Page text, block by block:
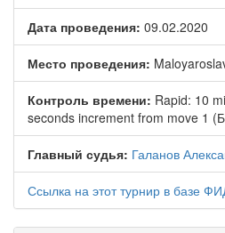
Дата проведения: 09.02.2020
Место проведения:
Контроль времени: Rapid: 10
seconds increment from move 1
Главный судья: Галанов
Ссылка на этот турнир в базе